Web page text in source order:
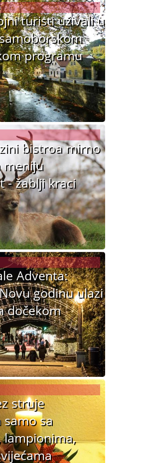
turisti uživali u
programu
bistroa mirno
meniju
- žablji kraci
Adventa:
godinu ulazi
dočekom
struje
sa
lampionima,